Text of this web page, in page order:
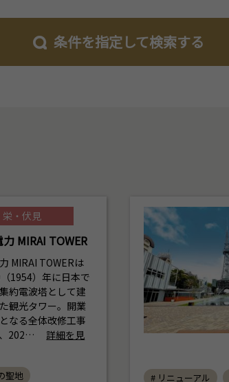
条件を指定して検索する
栄・伏見
MIRAI TOWER
MIRAI TOWERは
1954）年に日本で
約電波塔として建
観光タワー。開業
なる全体改修工事
202…
詳細を見
聖地 # リニューアル